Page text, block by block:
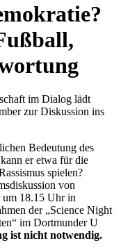
im Dialog lädt
zur Diskussion ins
Bedeutung des
er etwa für die
spielen?
von
um 18.15 Uhr in
der „Science Night
im Dortmunder U
ist nicht notwendig.